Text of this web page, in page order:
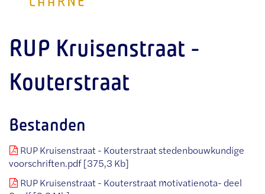
RUP Kruisenstraat -
Kouterstraat
Bestanden
RUP Kruisenstraat - Kouterstraat stedenbouwkundige
voorschriften.pdf 375,3 Kb
RUP Kruisenstraat - Kouterstraat motivatienota- deel